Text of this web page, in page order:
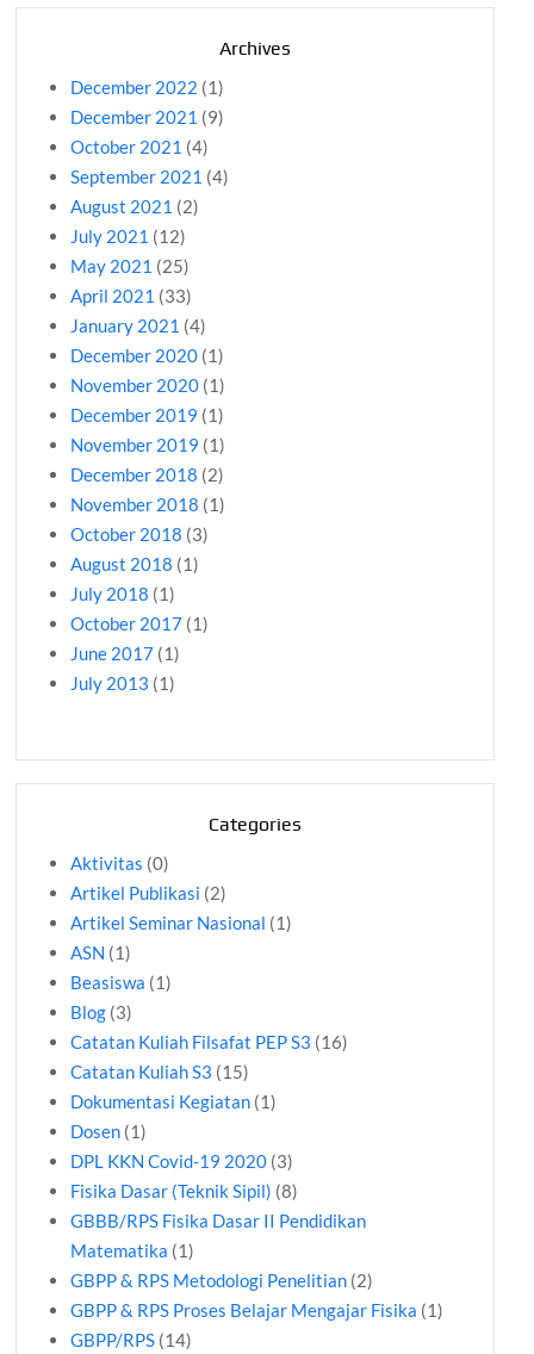
Archives
December 2022 (1)
December 2021 (9)
October 2021 (4)
September 2021 (4)
August 2021 (2)
July 2021 (12)
May 2021 (25)
April 2021 (33)
January 2021 (4)
December 2020 (1)
November 2020 (1)
December 2019 (1)
November 2019 (1)
December 2018 (2)
November 2018 (1)
October 2018 (3)
August 2018 (1)
July 2018 (1)
October 2017 (1)
June 2017 (1)
July 2013 (1)
Categories
Aktivitas (0)
Artikel Publikasi (2)
Artikel Seminar Nasional (1)
ASN (1)
Beasiswa (1)
Blog (3)
Catatan Kuliah Filsafat PEP S3 (16)
Catatan Kuliah S3 (15)
Dokumentasi Kegiatan (1)
Dosen (1)
DPL KKN Covid-19 2020 (3)
Fisika Dasar (Teknik Sipil) (8)
GBBB/RPS Fisika Dasar II Pendidikan
Matematika (1)
GBPP & RPS Metodologi Penelitian (2)
GBPP & RPS Proses Belajar Mengajar Fisika (1)
GBPP/RPS (14)